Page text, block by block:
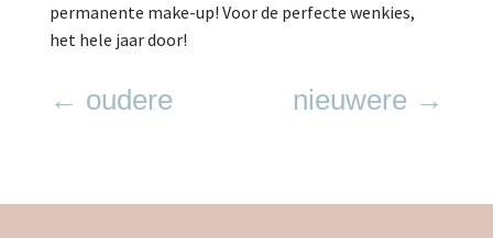
permanente make-up! Voor de perfecte wenkies,
het hele jaar door!
← oudere nieuwere →